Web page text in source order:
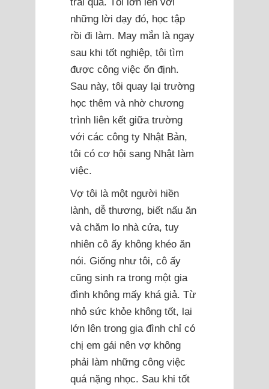
những lời dạy đó, học tập
rồi đi làm. May mắn là ngay
sau khi tốt nghiệp, tôi tìm
được công việc ổn định.
Sau này, tôi quay lại trường
học thêm và nhờ chương
trình liên kết giữa trường
với các công ty Nhật Bản,
tôi có cơ hội sang Nhật làm
việc.
Vợ tôi là một người hiền
lành, dễ thương, biết nấu ăn
và chăm lo nhà cửa, tuy
nhiên cô ấy không khéo ăn
nói. Giống như tôi, cô ấy
cũng sinh ra trong một gia
đình không mấy khá giả. Từ
nhỏ sức khỏe không tốt, lại
lớn lên trong gia đình chỉ có
chị em gái nên vợ không
phải làm những công việc
quá nặng nhọc. Sau khi tốt